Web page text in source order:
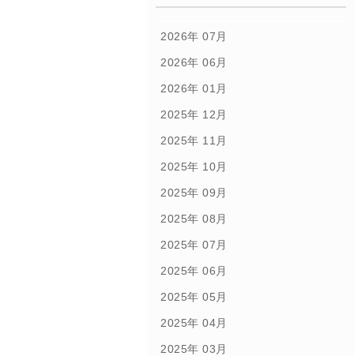
2026年 07月
2026年 06月
2026年 01月
2025年 12月
2025年 11月
2025年 10月
2025年 09月
2025年 08月
2025年 07月
2025年 06月
2025年 05月
2025年 04月
2025年 03月